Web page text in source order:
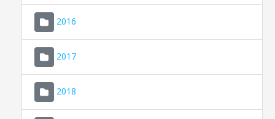
2016
2017
2018